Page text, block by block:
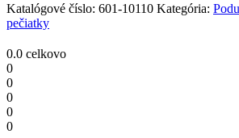
Katalógové číslo: 601-10110 Kategória:
pečiatky
0.0 celkovo
0
0
0
0
0